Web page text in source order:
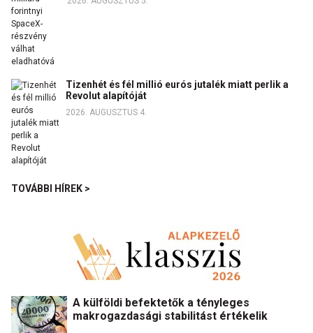
Tizenhét és fél millió eurós jutalék miatt perlik a
Revolut alapítóját
2026. AUGUSZTUS 4.
TOVÁBBI HÍREK >
A külföldi befektetők a tényleges
makrogazdasági stabilitást értékelik